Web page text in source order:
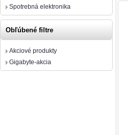
Spotrebná elektronika
Obľúbené filtre
Akciové produkty
Gigabyte-akcia